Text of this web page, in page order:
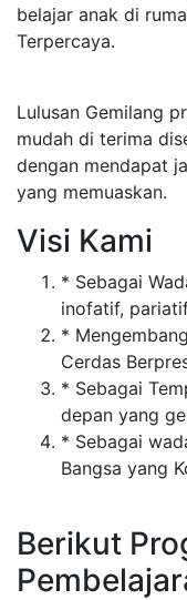
belajar anak di
Terpercaya.
Lulusan Gemilang
mudah di terima
dengan mendapat
yang memuaskan.
Visi Kami
* Sebagai
inofatif,
*
Cerdas
* Sebagai
depan yang
* Sebagai
Bangsa yang
Berikut